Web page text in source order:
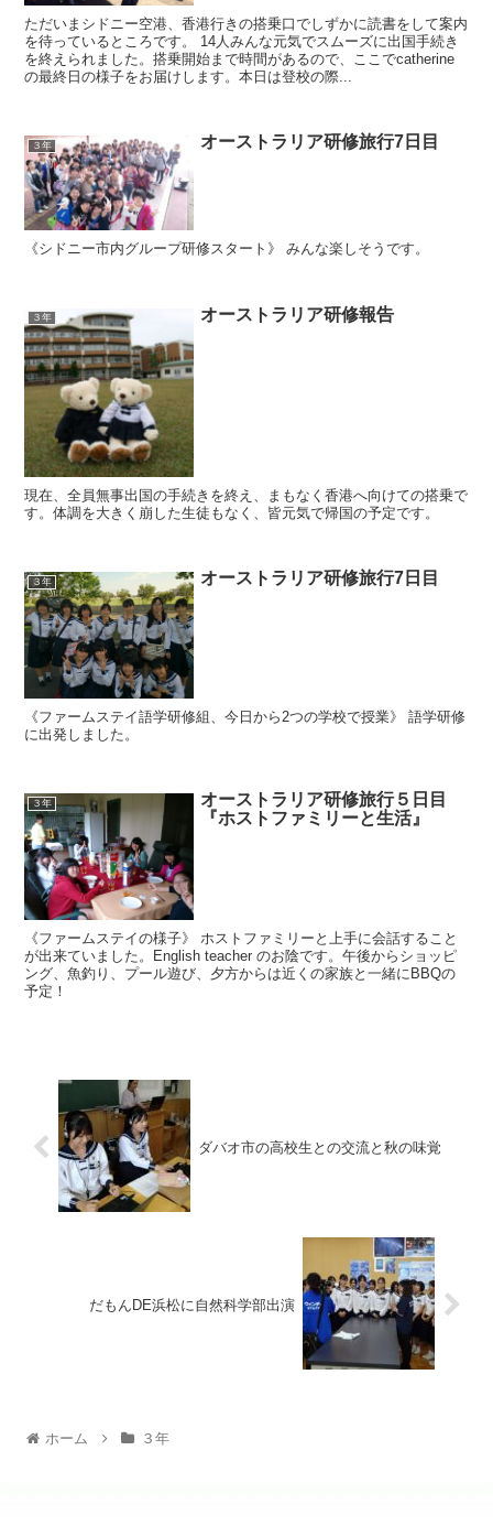
ただいまシドニー空港、香港行きの搭乗口でしずかに読書をして案内
を待っているところです。 14人みんな元気でスムーズに出国手続き
を終えられました。搭乗開始まで時間があるので、ここでcatherine
の最終日の様子をお届けします。本日は登校の際...
３年 オーストラリア研修旅行7日目
《シドニー市内グループ研修スタート》 みんな楽しそうです。
３年 オーストラリア研修報告
現在、全員無事出国の手続きを終え、まもなく香港へ向けての搭乗で
す。体調を大きく崩した生徒もなく、皆元気で帰国の予定です。
３年 オーストラリア研修旅行7日目
《ファームステイ語学研修組、今日から2つの学校で授業》 語学研修
に出発しました。
３年
オーストラリア研修旅行５日目
『ホストファミリーと生活』
《ファームステイの様子》 ホストファミリーと上手に会話すること
が出来ていました。English teacher のお陰です。午後からショッピ
ング、魚釣り、プール遊び、夕方からは近くの家族と一緒にBBQの
予定！
ダバオ市の高校生との交流と秋の味覚
だもんDE浜松に自然科学部出演
ホーム ３年